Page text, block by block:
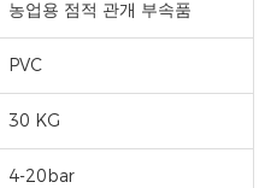
농업용 점적 관개 부속품
PVC
30 KG
4-20bar